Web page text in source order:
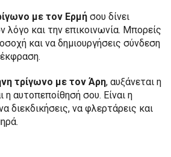
με τον Ερμή σου δίνει
λόγο και την επικοινωνία. Μπορείς
και να δημιουργήσεις σύνδεση
τρίγωνο με τον Άρη, αυξάνεται η
η αυτοπεποίθησή σου. Είναι η
διεκδικήσεις, να φλερτάρεις και